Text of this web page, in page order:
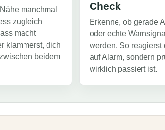
manchmal
zugleich
macht
klammerst, dich
beidem
Check
Erkenne, ob gerade
oder echte
werden. So reagierst
auf Alarm, sondern
wirklich passiert ist.